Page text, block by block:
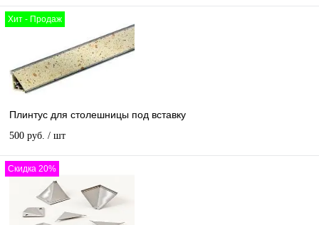
Хит - Продаж
Плинтус для столешницы под вставку
500 руб. / шт
Скидка 20%